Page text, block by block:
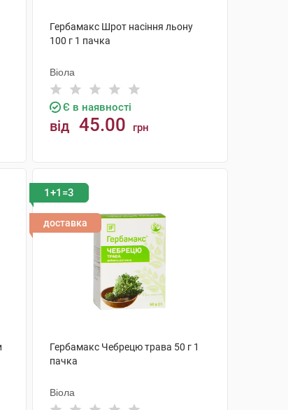
Гербамакс Шрот насіння льону
100 г 1 пачка
Віола
Є в наявності
від 45.00 грн
1+1=3
доставка
Гербамакс Чебрецю трава 50 г 1
пачка
Віола